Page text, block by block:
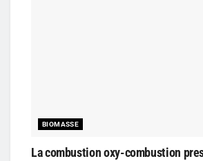
BIOMASSE
La combustion oxy-combustion